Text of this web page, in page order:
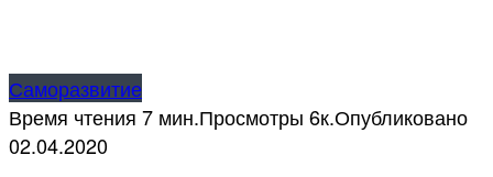
Саморазвитие
Время чтения 7 мин.Просмотры 6к.Опубликовано
02.04.2020